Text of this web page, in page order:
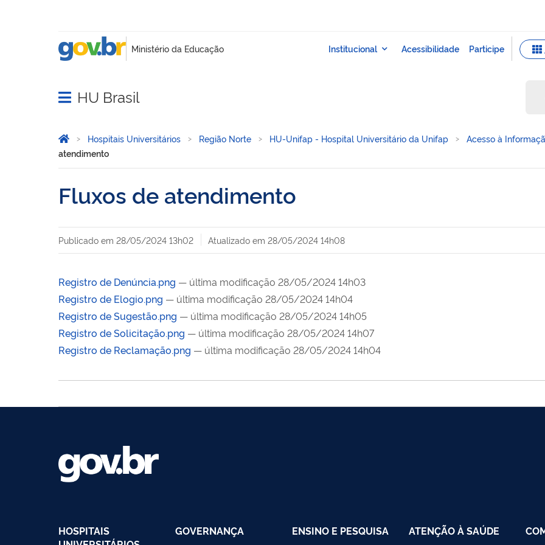
Abrir menu principal de navegação
HU Brasil
Você está aqui:
Página Inicial
Hospitais Universitários Região Norte HU-Unifap - Hospital Universitário da Unifap Acesso à
atendimento
Fluxos de atendimento
Publicado em 28/05/2024 13h02 Atualizado em 28/05/2024 14h08
Registro de Denúncia.png — última modificação 28/05/2024 14h03
Registro de Elogio.png — última modificação 28/05/2024 14h04
Registro de Sugestão.png — última modificação 28/05/2024 14h05
Registro de Solicitação.png — última modificação 28/05/2024 14h07
Registro de Reclamação.png — última modificação 28/05/2024 14h04
HOSPITAIS
GOVERNANÇA ENSINO E PESQUISA ATENÇÃO À SAÚDE